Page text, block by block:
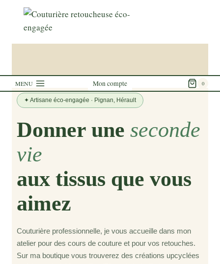
MENU Mon compte 0
✦ Artisane éco-engagée · Pignan, Hérault
Donner une seconde
vie
aux tissus que vous
aimez
Couturière professionnelle, je vous accueille dans mon
atelier pour des cours de couture et pour vos retouches.
Sur ma boutique vous trouverez des créations upcyclées